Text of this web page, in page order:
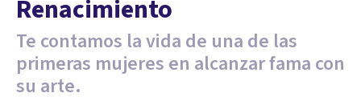
Renacimiento
Te contamos la vida de una de las
primeras mujeres en alcanzar fama con
su arte.